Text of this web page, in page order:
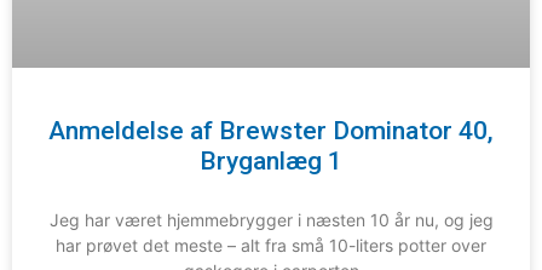
Anmeldelse af Brewster Dominator 40,
Bryganlæg 1
Jeg har været hjemmebrygger i næsten 10 år nu, og jeg
har prøvet det meste – alt fra små 10-liters potter over